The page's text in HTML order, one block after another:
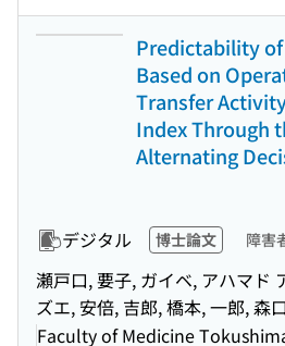
Predictability
Based on
Transfer
Index Through
Alternating
デジタル 博士論文 障害
瀬戸口, 要子, ガイベ, アハマド
ズエ, 安倍, 吉郎, 橋本, 一郎, 森
Faculty of Medicine